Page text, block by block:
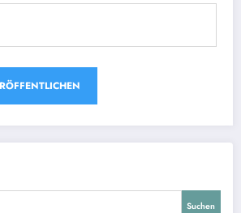
Suchen